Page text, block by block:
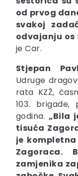
od prvog
svakoj
odvajanju os
je Car.
Stjepan
Udruge
rata KZŽ,
103.
godina.„Bila
tisuća
je
Zagoraca.
zamjenika